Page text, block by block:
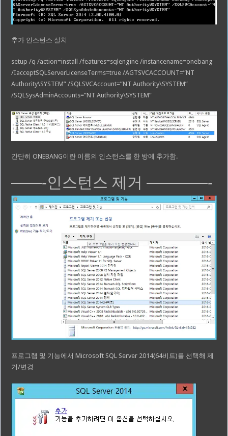
추가 인스턴스 설치
setup /q /action=install /features=sqlengine /instancename=onebang
/IacceptSQLServerLicenseTerms=true /AGTSVCACCOUNT=”NT
Authority\SYSTEM” /SQLSVCAccount=”NT Authority\SYSTEM”
/SQLSysAdminAccounts=”NT Authority\SYSTEM”
간단히 ONEBANG이란 이름의 인스턴스를 한 방에 추가함.
——-인스턴스 제거 ————-
프로그램 및 기능에서 Microsoft SQL Server 2014(64비트)를 선택해 제
거/변경